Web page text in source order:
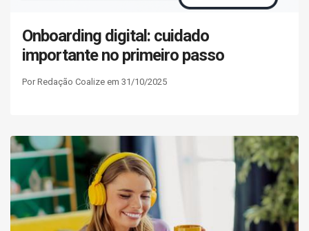
Onboarding digital: cuidado
importante no primeiro passo
Por Redação Coalize em 31/10/2025